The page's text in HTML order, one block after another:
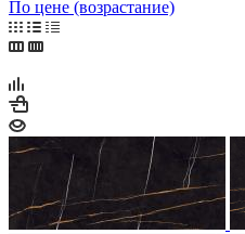
По цене (возрастание)